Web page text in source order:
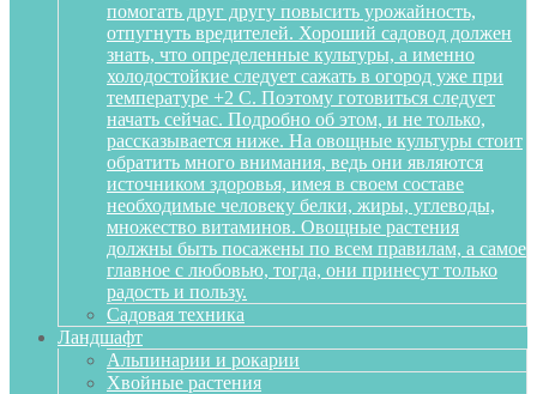
помогать друг другу повысить урожайность,
отпугнуть вредителей. Хороший садовод должен
знать, что определенные культуры, а именно
холодостойкие следует сажать в огород уже при
температуре +2 С. Поэтому готовиться следует
начать сейчас. Подробно об этом, и не только,
рассказывается ниже. На овощные культуры стоит
обратить много внимания, ведь они являются
источником здоровья, имея в своем составе
необходимые человеку белки, жиры, углеводы,
множество витаминов. Овощные растения
должны быть посажены по всем правилам, а самое
главное с любовью, тогда, они принесут только
радость и пользу.
Садовая техника
Ландшафт
Альпинарии и рокарии
Хвойные растения